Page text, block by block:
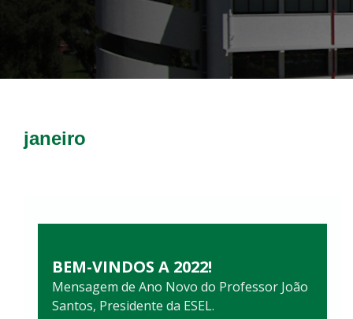
janeiro
BEM-VINDOS A 2022!
Mensagem de Ano Novo do Professor João
Santos, Presidente da ESEL.